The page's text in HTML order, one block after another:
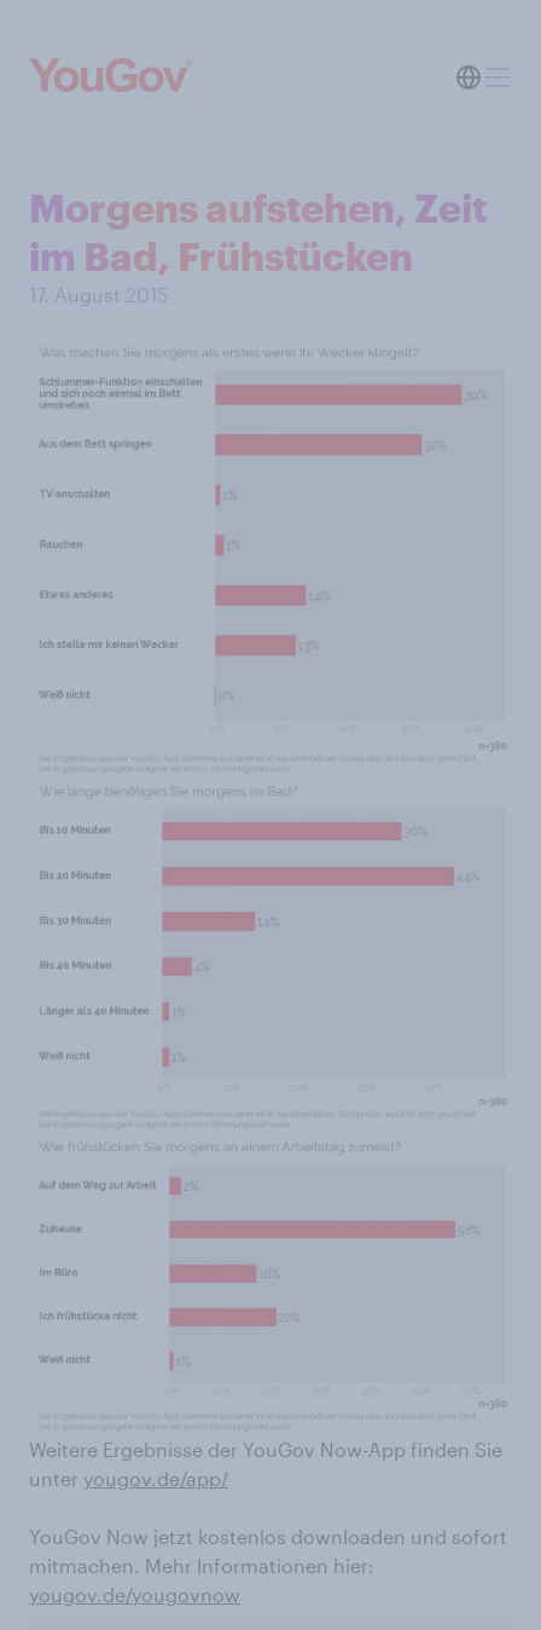
Morgens aufstehen, Zeit
im Bad, Frühstücken
17. August 2015
Weitere Ergebnisse der YouGov Now-App finden Sie
unter yougov.de/app/
YouGov Now jetzt kostenlos downloaden und sofort
mitmachen. Mehr Informationen hier:
yougov.de/yougovnow